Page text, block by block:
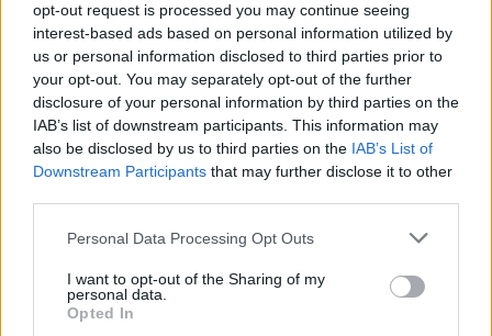
opt-out request is processed you may continue seeing
interest-based ads based on personal information utilized by
us or personal information disclosed to third parties prior to
your opt-out. You may separately opt-out of the further
disclosure of your personal information by third parties on the
IAB’s list of downstream participants. This information may
also be disclosed by us to third parties on the IAB’s List of
Downstream Participants that may further disclose it to other
Personal Data Processing Opt Outs
I want to opt-out of the Sharing of my
personal data.
Opted In
10 Agosto 2018 alle ore 09:56
·Ti stimo ·Rispondi
Satirio: Buongiorno
2
10 Agosto 2018 alle ore 09:59
·Ti stimo· Rispondi
10 Agosto 2018 alle ore 10:04
NabirAlBar:Buongiorno